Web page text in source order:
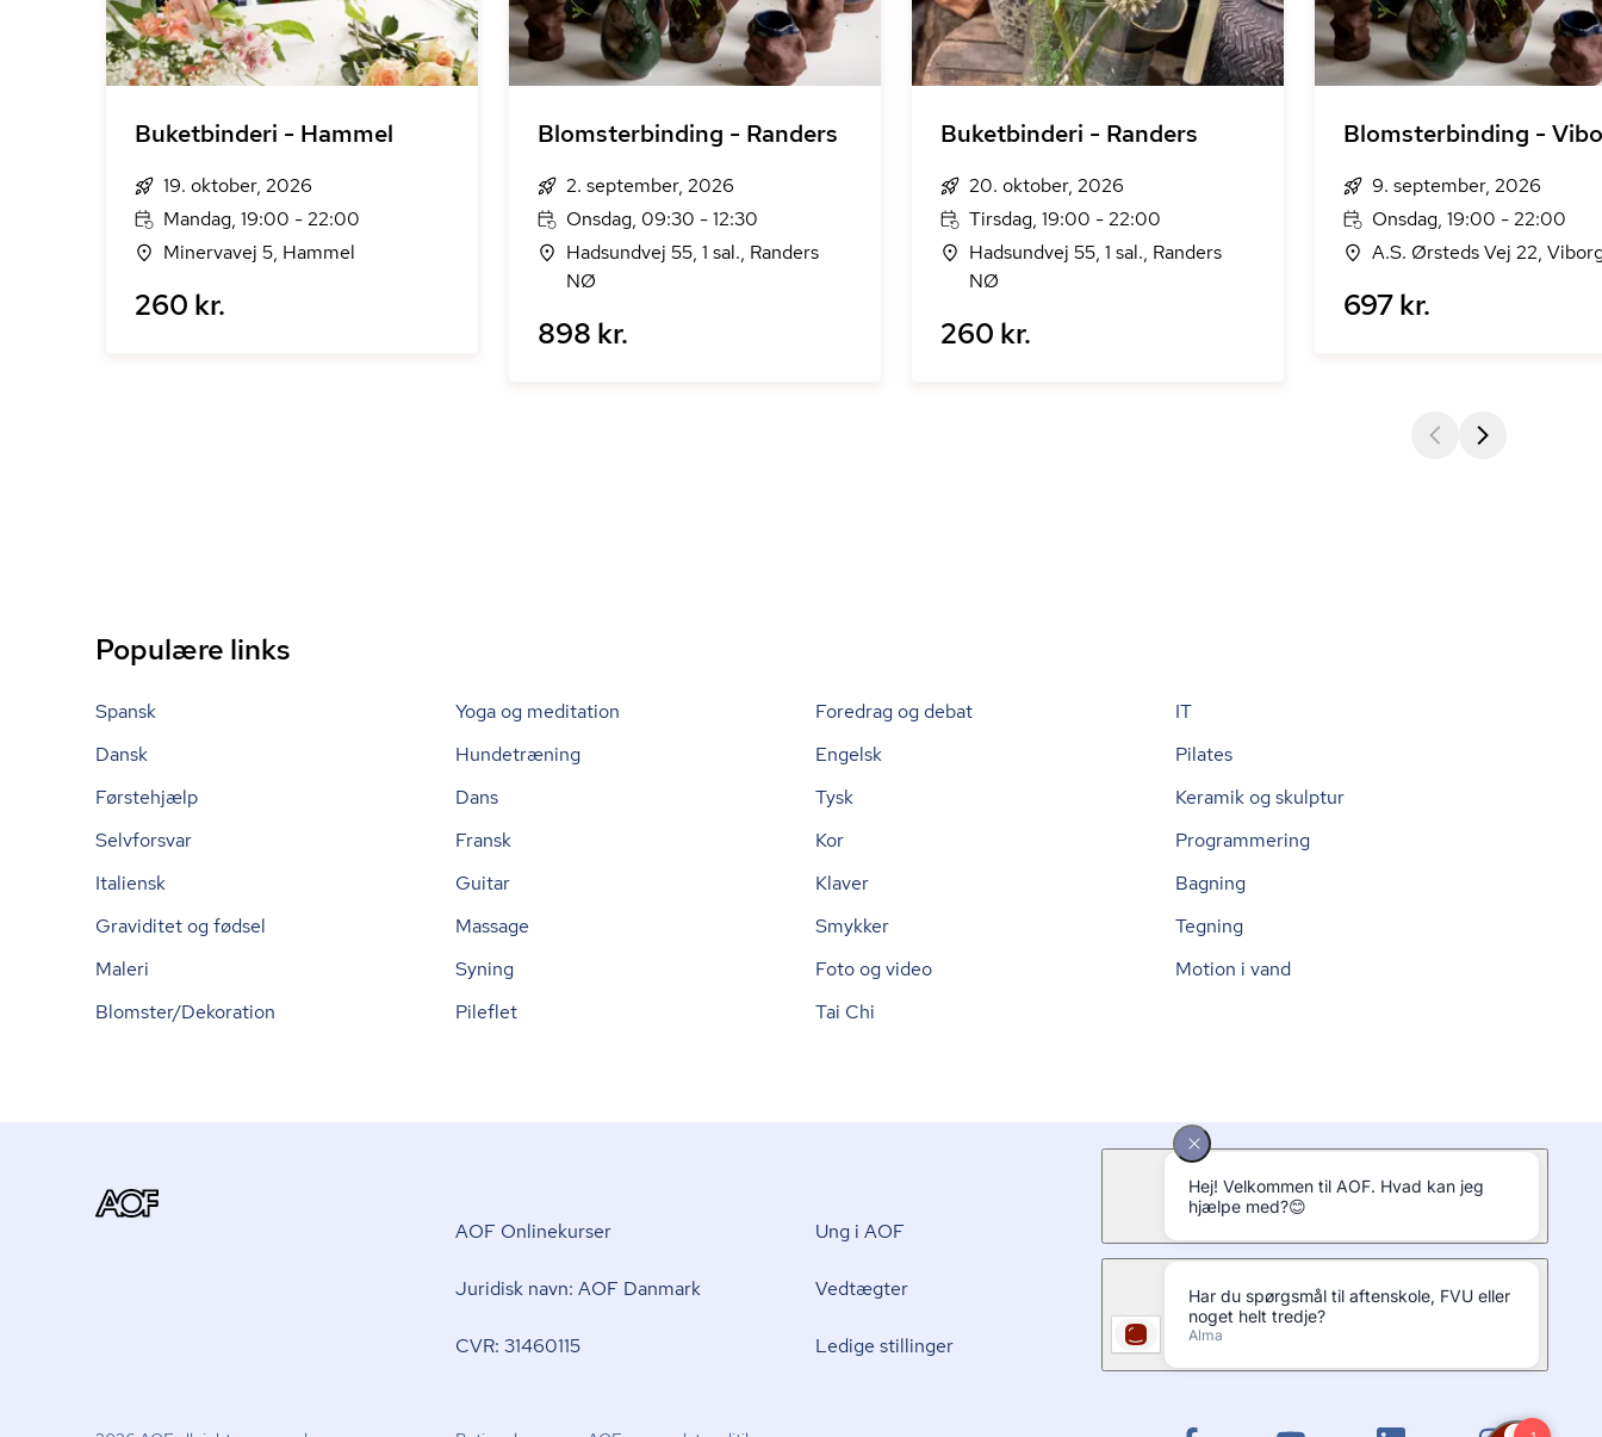
Buketbinderi - Hammel
19. oktober, 2026
Mandag, 19:00 - 22:00
Minervavej 5, Hammel
260 kr.
Blomsterbinding - Randers
2. september, 2026
Onsdag, 09:30 - 12:30
Hadsundvej 55, 1 sal., Randers
NØ
898 kr.
Buketbinderi - Randers
20. oktober, 2026
Tirsdag, 19:00 - 22:00
Hadsundvej 55, 1 sal., Randers
NØ
260 kr.
Blomsterbinding -
9. september, 2026
Onsdag, 19:00 - 22:00
A.S. Ørsteds Vej 22,
697 kr.
Populære links
Spansk Yoga og meditation Foredrag og debat
IT
Dansk
Hundetræning Engelsk
Pilates
Førstehjælp
Dans Tysk
Keramik og skulptur
Selvforsvar
Fransk Kor
Programmering
Italiensk
Guitar Klaver
Bagning
Graviditet og fødsel
Massage Smykker
Tegning
Maleri
Syning Foto og video
Motion i vand
Blomster/Dekoration
Pileflet Tai Chi
AOF Onlinekurser
Juridisk navn: AOF Danmark
CVR: 31460115
Ung i AOF
Vedtægter
Ledige stillinger
Lands­se­kre­ta­ri­at
Presserum